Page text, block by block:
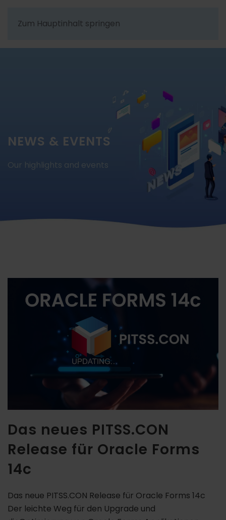
Zum Hauptinhalt springen
NEWS & EVENTS
Our highlights and events
Das neues PITSS.CON
Release für Oracle Forms
14c
Das neue PITSS.CON Release für Oracle Forms 14c
Der leichte Weg für den Upgrade und